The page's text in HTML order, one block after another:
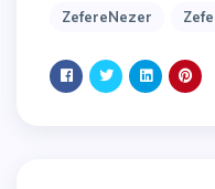
ZefereNezer